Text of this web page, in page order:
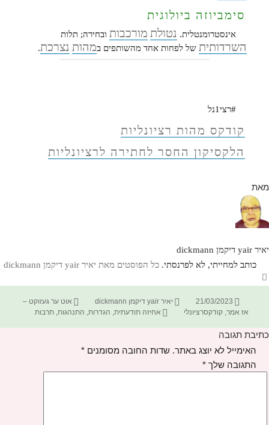
סימביוזה ביולוגית
אינסטרומנטלית. נטולת מורכבות ובחירה; תלות
השרדותית של לפחות אחד מהשותפים במהות נצרכת.
#רצי1נל
קודקס מהות רציונליות
הלקסיקון החסר לחתירה לרציונליות
מאת
יאיר yair דיקמן dickmann
כותב למחייתי, לא לפרנסתי. כל הפוסטים מאת יאיר yair דיקמן dickmann‏
פורסם
בתאריך
21/03/2023 מחבר
יאיר yair דיקמן dickmann קטגוריות
אוט ער געזוקט –
אז אמר,קודקסרציונלי תגיות
אחיזה תודעתית, הגדרות, התנהגות,תרבות
כתיבת תגובה
האימייל לא יוצג באתר. שדות החובה מסומנים *
התגובה שלך *